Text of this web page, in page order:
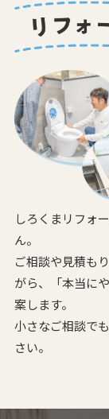
しろくまリフォ
ん。
ご相談や見積も
がら、
「本当に
案します。
小さなご相談で
さい。